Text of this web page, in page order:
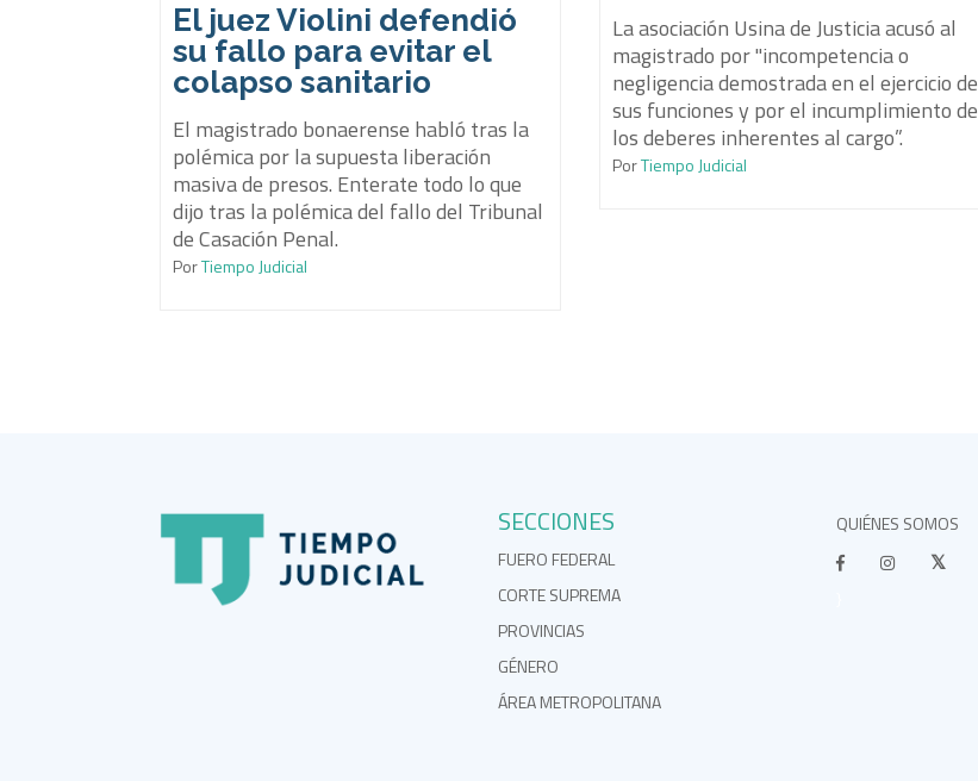
El juez Violini defendió
su fallo para evitar el
colapso sanitario
El magistrado bonaerense habló tras la
polémica por la supuesta liberación
masiva de presos. Enterate todo lo que
dijo tras la polémica del fallo del Tribunal
de Casación Penal.
PorTiempo Judicial
La asociación Usina de Justicia acusó al
magistrado por "incompetencia o
negligencia demostrada en el ejercicio de
sus funciones y por el incumplimiento de
los deberes inherentes al cargo”.
PorTiempo Judicial
SECCIONES
FUERO FEDERAL
CORTE SUPREMA
PROVINCIAS
GÉNERO
ÁREA METROPOLITANA
QUIÉNES SOMOS